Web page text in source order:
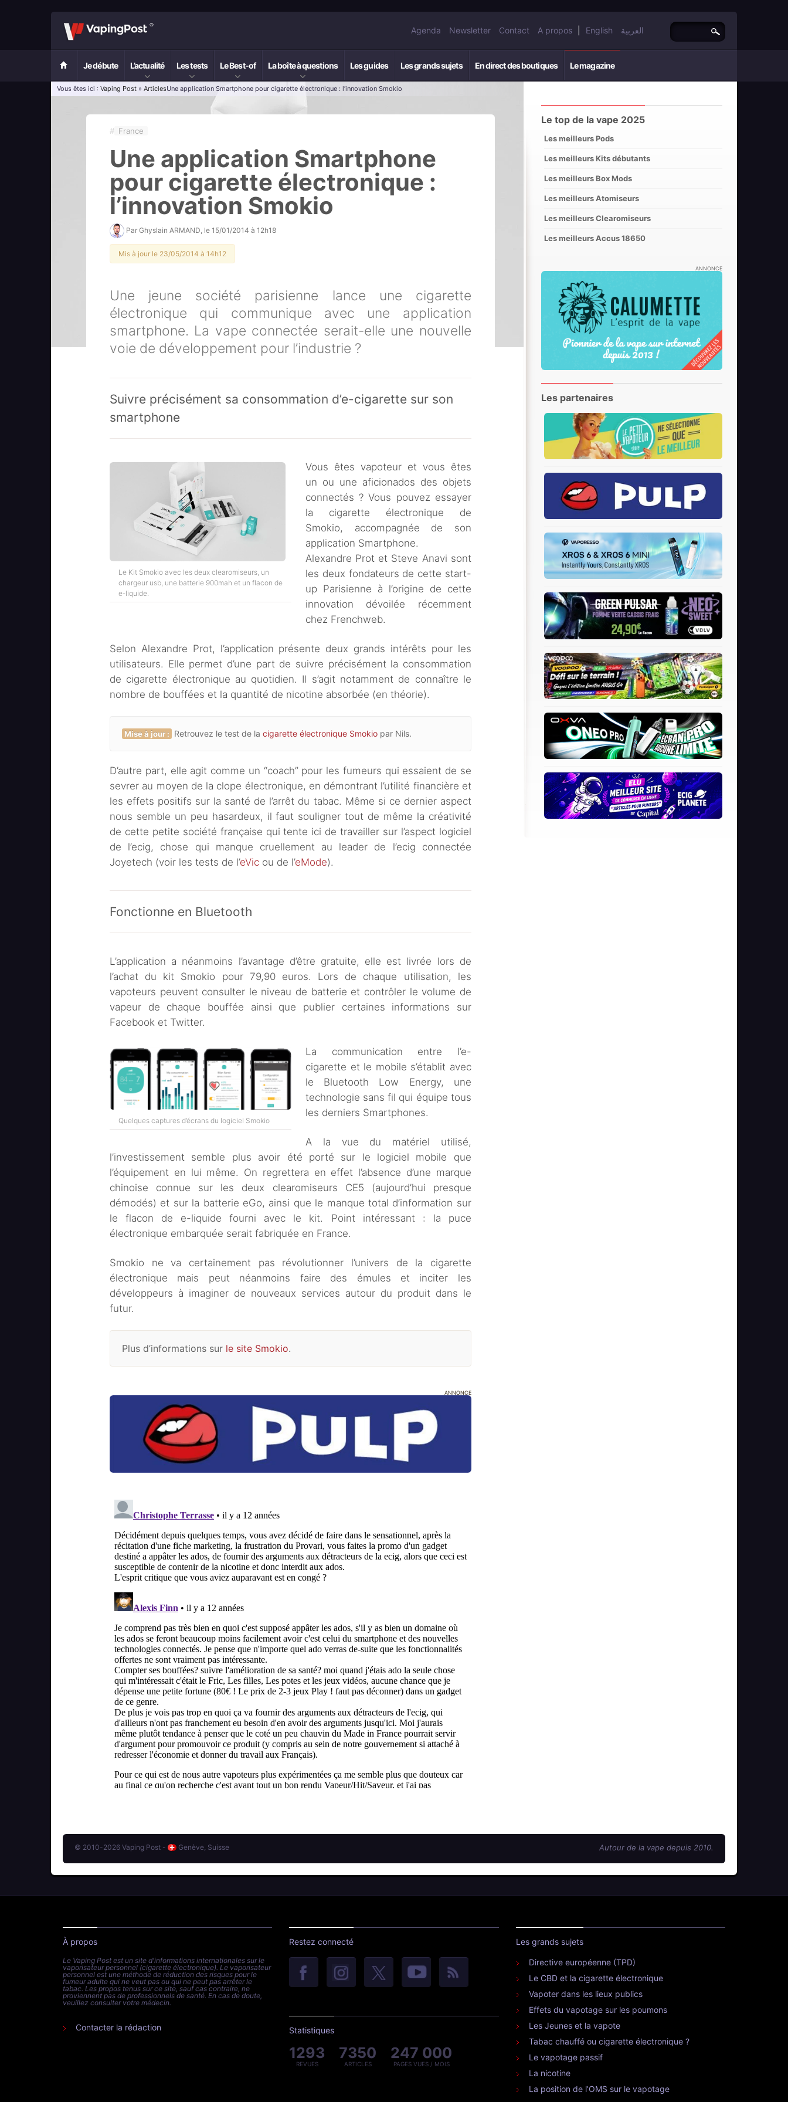
Agenda Newsletter Contact A propos English العربية
Je débute L’actualité Les tests Le Best-of La boîte à questions Les guides Les grands sujets En direct des boutiques Le magazine
Vous êtes ici : Vaping Post » ArticlesUne application Smartphone pour cigarette électronique : l’innovation Smokio
# France
Une application Smartphone
pour cigarette électronique :
l’innovation Smokio
Par Ghyslain ARMAND , le 15/01/2014 à 12h18
Mis à jour le 23/05/2014 à 14h12
Une jeune société parisienne lance une cigarette
électronique qui communique avec une application
smartphone. La vape connectée serait-elle une nouvelle
voie de développement pour l’industrie ?
Suivre précisément sa consommation d’e-cigarette sur son
smartphone
Le Kit Smokio avec les deux clearomiseurs, un
chargeur usb, une batterie 900mah et un flacon de
e-liquide.
Vous êtes vapoteur et vous êtes
un ou une aficionados des objets
connectés ? Vous pouvez essayer
la cigarette électronique de
Smokio, accompagnée de son
application Smartphone.
Alexandre Prot et Steve Anavi sont
les deux fondateurs de cette start-
up Parisienne à l’origine de cette
innovation dévoilée récemment
chez Frenchweb.
Selon Alexandre Prot, l’application présente deux grands intérêts pour les
utilisateurs. Elle permet d’une part de suivre précisément la consommation
de cigarette électronique au quotidien. Il s’agit notamment de connaître le
nombre de bouffées et la quantité de nicotine absorbée (en théorie).
Mise à jour : Retrouvez le test de la cigarette électronique Smokio par Nils.
D’autre part, elle agit comme un “coach” pour les fumeurs qui essaient de se
sevrer au moyen de la clope électronique, en démontrant l’utilité financière et
les effets positifs sur la santé de l’arrêt du tabac. Même si ce dernier aspect
nous semble un peu hasardeux, il faut souligner tout de même la créativité
de cette petite société française qui tente ici de travailler sur l’aspect logiciel
de l’ecig, chose qui manque cruellement au leader de l’ecig connectée
Joyetech (voir les tests de l’eVic ou de l’eMode).
Fonctionne en Bluetooth
L’application a néanmoins l’avantage d’être gratuite, elle est livrée lors de
l’achat du kit Smokio pour 79,90 euros. Lors de chaque utilisation, les
vapoteurs peuvent consulter le niveau de batterie et contrôler le volume de
vapeur de chaque bouffée ainsi que publier certaines informations sur
Facebook et Twitter.
Quelques captures d’écrans du logiciel Smokio
La communication entre l’e-
cigarette et le mobile s’établit avec
le Bluetooth Low Energy, une
technologie sans fil qui équipe tous
les derniers Smartphones.
A la vue du matériel utilisé,
l’investissement semble plus avoir été porté sur le logiciel mobile que
l’équipement en lui même. On regrettera en effet l’absence d’une marque
chinoise connue sur les deux clearomiseurs CE5 (aujourd’hui presque
démodés) et sur la batterie eGo, ainsi que le manque total d’information sur
le flacon de e-liquide fourni avec le kit. Point intéressant : la puce
électronique embarquée serait fabriquée en France.
Smokio ne va certainement pas révolutionner l’univers de la cigarette
électronique mais peut néanmoins faire des émules et inciter les
développeurs à imaginer de nouveaux services autour du produit dans le
futur.
Plus d’informations sur le site Smokio.
ANNONCE
Le top de la vape 2025
Les meilleurs Pods
Les meilleurs Kits débutants
Les meilleurs Box Mods
Les meilleurs Atomiseurs
Les meilleurs Clearomiseurs
Les meilleurs Accus 18650
ANNONCE
Les partenaires
© 2010-2026 Vaping Post - Genève, Suisse Autour de la vape depuis 2010.
À propos
Le Vaping Post est un site d'informations internationales sur le
vaporisateur personnel (cigarette électronique). Le vaporisateur
personnel est une méthode de réduction des risques pour le
fumeur adulte qui ne veut pas ou qui ne peut pas arrêter le
tabac. Les propos tenus sur ce site, sauf cas contraire, ne
proviennent pas de professionnels de santé. En cas de doute,
veuillez consulter votre médecin.
Contacter la rédaction
Restez connecté
Statistiques
1293
REVUES
7350
ARTICLES
247 000
PAGES VUES / MOIS
Les grands sujets
Directive européenne (TPD)
Le CBD et la cigarette électronique
Vapoter dans les lieux publics
Effets du vapotage sur les poumons
Les Jeunes et la vapote
Tabac chauffé ou cigarette électronique ?
Le vapotage passif
La nicotine
La position de l’OMS sur le vapotage